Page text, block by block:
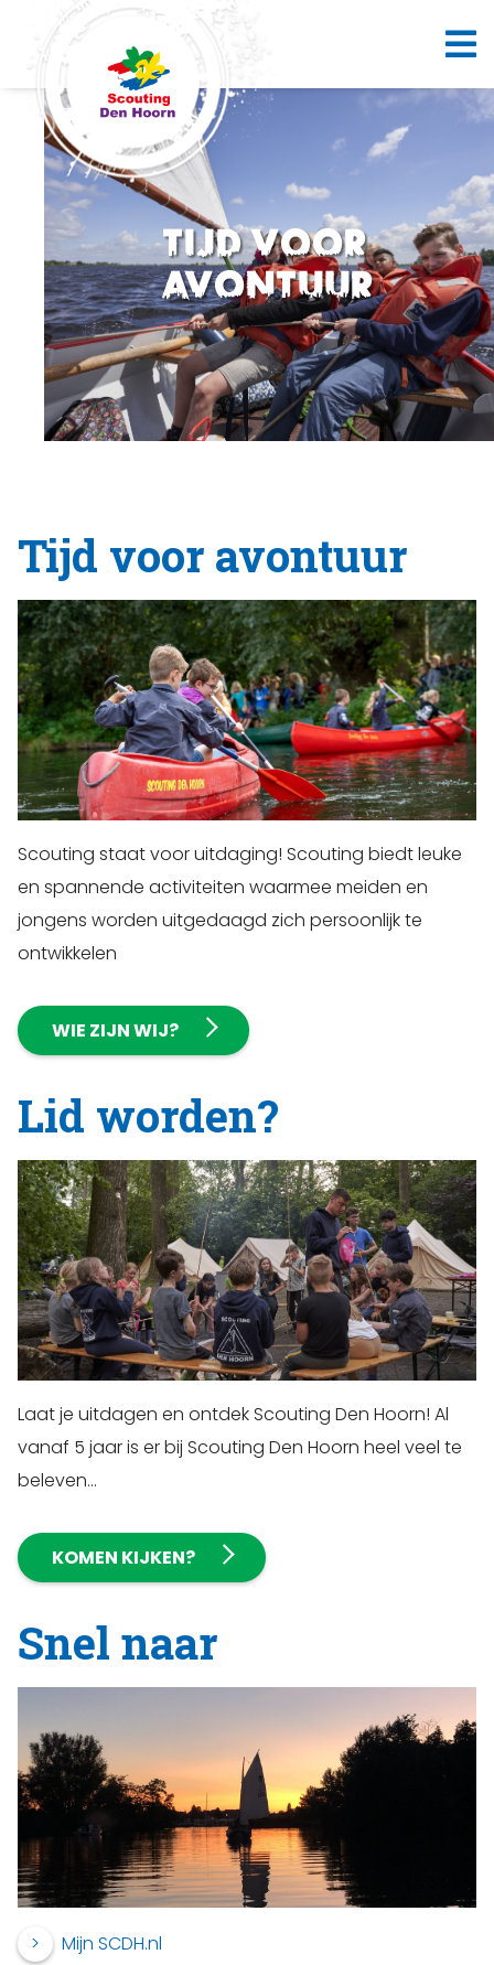
Tijd voor
avontuur
Tijd voor avontuur
Scouting staat voor uitdaging! Scouting biedt leuke
en spannende activiteiten waarmee meiden en
jongens worden uitgedaagd zich persoonlijk te
ontwikkelen
WIE ZIJN WIJ?
Lid worden?
Laat je uitdagen en ontdek Scouting Den Hoorn! Al
vanaf 5 jaar is er bij Scouting Den Hoorn heel veel te
beleven…
KOMEN KIJKEN?
Snel naar
Mijn SCDH.nl